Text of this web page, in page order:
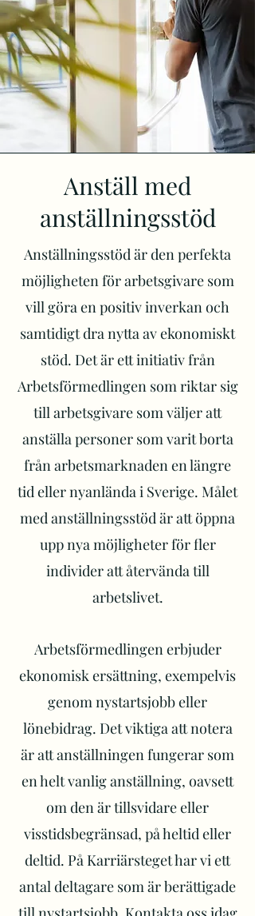
Anställ med
anställningsstöd
Anställningsstöd är den perfekta
möjligheten för arbetsgivare som
vill göra en positiv inverkan och
samtidigt dra nytta av ekonomiskt
stöd. Det är ett initiativ från
Arbetsförmedlingen som riktar sig
till arbetsgivare som väljer att
anställa personer som varit borta
från arbetsmarknaden en längre
tid eller nyanlända i Sverige. Målet
med anställningsstöd är att öppna
upp nya möjligheter för fler
individer att återvända till
arbetslivet.
Arbetsförmedlingen erbjuder
ekonomisk ersättning, exempelvis
genom nystartsjobb eller
lönebidrag. Det viktiga att notera
är att anställningen fungerar som
en helt vanlig anställning, oavsett
om den är tillsvidare eller
visstidsbegränsad, på heltid eller
deltid. På Karriärsteget har vi ett
antal deltagare som är berättigade